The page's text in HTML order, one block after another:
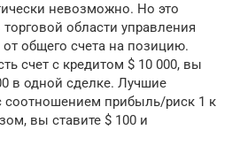
невозможно. Но это
области управления
от общего счета на позицию.
счет с кредитом $ 10 000, вы
в одной сделке. Лучшие
соотношением прибыль/риск 1 к
вы ставите $ 100 и